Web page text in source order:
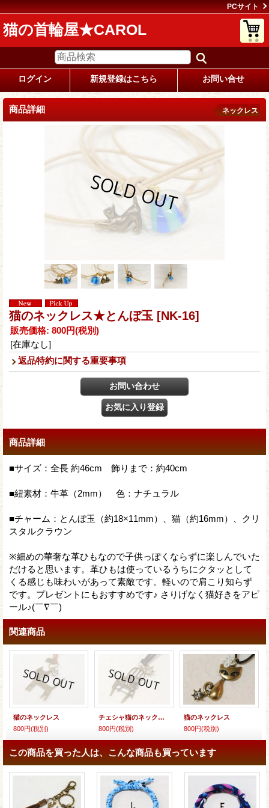
PCサイト
猫の首輪屋★CAROL
ログイン 新規登録はこちら お問い合せ
商品詳細 ネックレス
猫のネックレス★とんぼ玉 [NK-16]
販売価格: 800円(税別)
[在庫なし]
返品特約に関する重要事項
商品詳細
■サイズ：全長 約46cm 飾りまで：約40cm
■紐素材：牛革（2mm） 色：ナチュラル
■チャーム：とんぼ玉（約18×11mm）、猫（約16mm）、クリ
スタルクラウン
※細めの華奢な革ひもなので子供っぽくならずに楽しんでいた
だけると思います。革ひもは使っているうちにクタッとして
くる感じも味わいがあって素敵です。軽いので肩こり知らず
です。プレゼントにもおすすめです♪ さりげなく猫好きをアピ
ール♪(￣∇￣)
関連商品
猫のネックレス
800円(税別)
チェシャ猫のネックレス
800円(税別)
猫のネックレス
800円(税別)
この商品を買った人は、こんな商品も買っています